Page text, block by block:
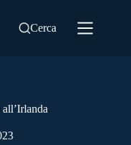
Cerca